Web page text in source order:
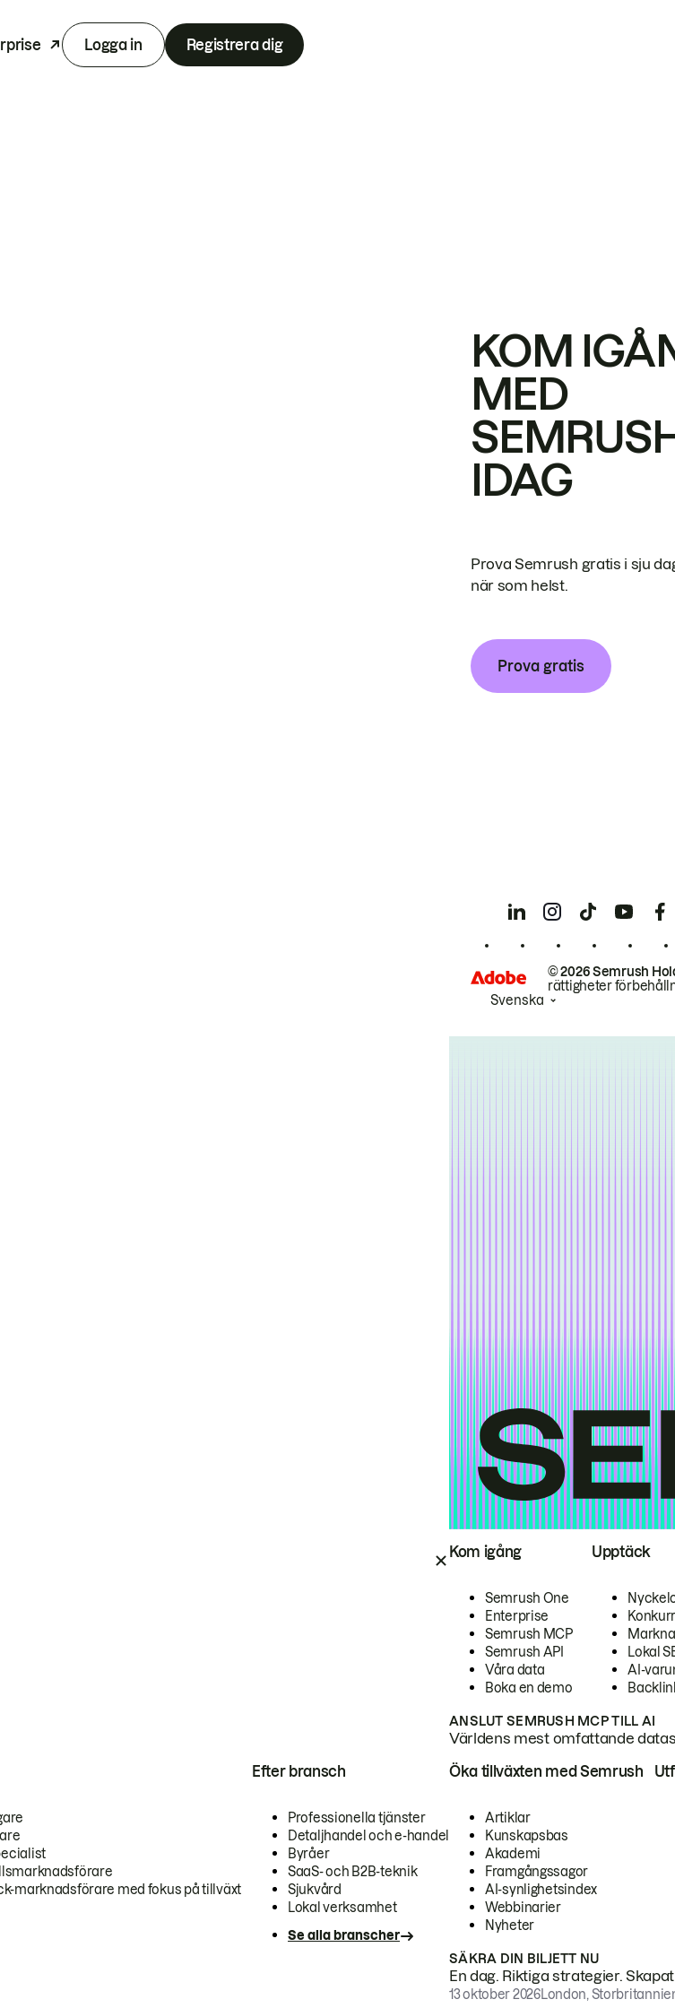
Logga in Registrera dig
Kom igång
Semrush One
Enterprise
Semrush MCP
Semrush API
Våra data
Boka en demo
Upptäck
Lokal
AI-
ANSLUT SEMRUSH MCP TILL AI
Världens mest omfattande
marknadsförare med fokus på tillväxt
Efter bransch
Professionella tjänster
Detaljhandel och e-handel
Byråer
SaaS- och B2B-teknik
Sjukvård
Lokal verksamhet
Se alla branscher
Öka tillväxten med Semrush
Artiklar
Kunskapsbas
Akademi
Framgångssagor
AI-synlighetsindex
Webbinarier
Nyheter
SÄKRA DIN BILJETT NU
En dag. Riktiga strategier.
13 oktober 2026London,
KOM
MED
IDAG
Prova Semrush gratis i sju
när som helst.
Prova gratis
© 2026 Semrush
rättigheter
Svenska